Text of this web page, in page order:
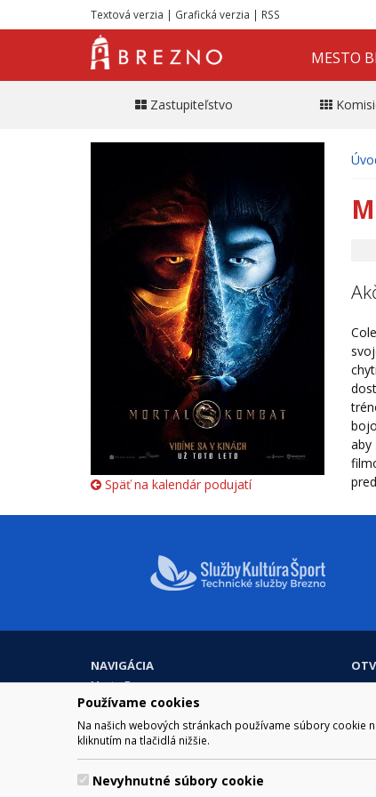
Používame cookies
Na našich webových stránkach používame súbory cookie
kliknutím na tlačidlá nižšie.
Nevyhnutné súbory cookie
Textová verzia | Grafická verzia | RSS
MESTO
Zastupiteľstvo
Späť na kalendár podujatí
aby
NAVIGÁCIA
Mesto Brezno
Samospráva
Kultúra a šport
Kontakt
Pre